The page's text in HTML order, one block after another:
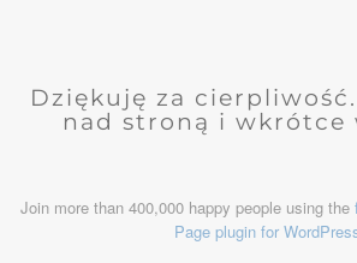
Dziękuję za
nad stroną i wkrótce
Join more than 400,000 happy people using the
Page plugin for